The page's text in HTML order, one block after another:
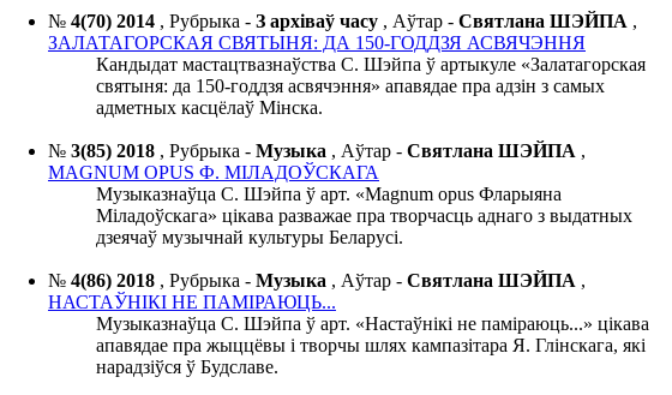
№ 4(70) 2014 , Рубрыка - З архіваў часу , Аўтар - Святлана ШЭЙПА ,
ЗАЛАТАГОРСКАЯ СВЯТЫНЯ: ДА 150-ГОДДЗЯ АСВЯЧЭННЯ
Кандыдат мастацтвазнаўства С. Шэйпа ў артыкуле «Залатагорская
святыня: да 150-годдзя асвячэння» апавядае пра адзін з самых
адметных касцёлаў Мінска.
№ 3(85) 2018 , Рубрыка - Музыка , Аўтар - Святлана ШЭЙПА ,
MAGNUM OPUS Ф. МІЛАДОЎСКАГА
Музыказнаўца С. Шэйпа ў арт. «Magnum opus Фларыяна
Міладоўскага» цікава разважае пра творчасць аднаго з выдатных
дзеячаў музычнай культуры Беларусі.
№ 4(86) 2018 , Рубрыка - Музыка , Аўтар - Святлана ШЭЙПА ,
НАСТАЎНІКІ НЕ ПАМІРАЮЦЬ...
Музыказнаўца С. Шэйпа ў арт. «Настаўнікі не паміраюць...» цікава
апавядае пра жыццёвы і творчы шлях кампазітара Я. Глінскага, які
нарадзіўся ў Будславе.